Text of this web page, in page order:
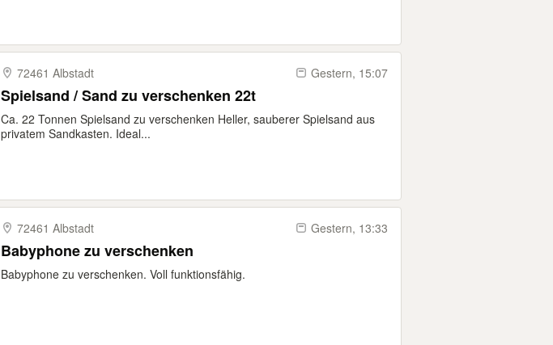
72461 Albstadt Gestern, 15:07
Spielsand / Sand zu verschenken 22t
Ca. 22 Tonnen Spielsand zu verschenken Heller, sauberer Spielsand aus
privatem Sandkasten. Ideal...
72461 Albstadt Gestern, 13:33
Babyphone zu verschenken
Babyphone zu verschenken. Voll funktionsfähig.